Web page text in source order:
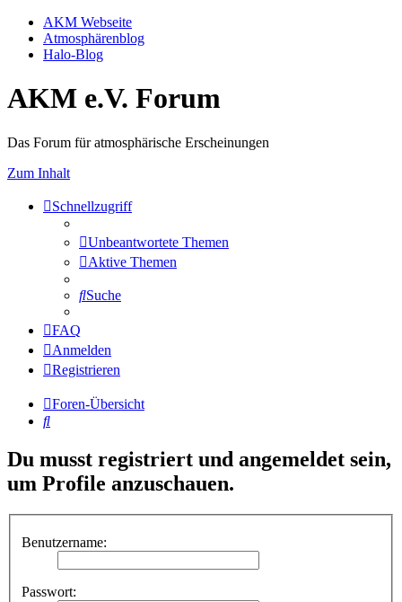
AKM Webseite
Atmosphärenblog
Halo-Blog
AKM e.V. Forum
Das Forum für atmosphärische Erscheinungen
Zum Inhalt
Schnellzugriff
Unbeantwortete Themen
Aktive Themen
Suche
FAQ
Anmelden
Registrieren
Foren-Übersicht
Suche
Du musst registriert und angemeldet sein,
um Profile anzuschauen.
Benutzername:
Passwort: